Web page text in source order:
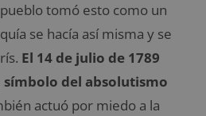
tomó esto como un
se hacía así misma y se
El 14 de julio de 1789
símbolo del absolutismo
actuó por miedo a la